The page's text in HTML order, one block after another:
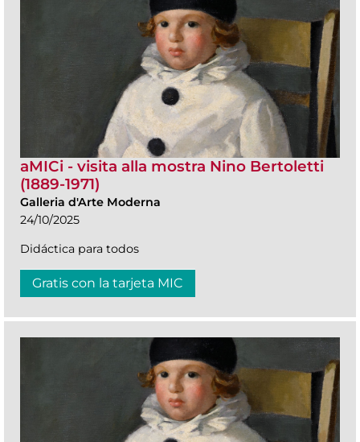
aMICi - visita alla mostra Nino Bertoletti
(1889-1971)
Galleria d'Arte Moderna
24/10/2025
Didáctica para todos
Gratis con la tarjeta MIC